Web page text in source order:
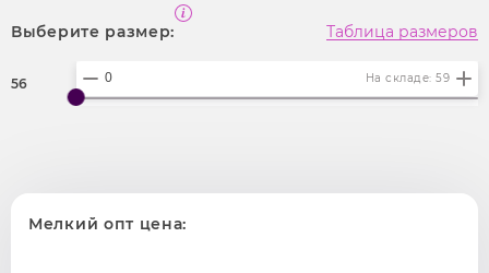
Выберите размер: Таблица размеров
56 На складе: 59
Мелкий опт цена: